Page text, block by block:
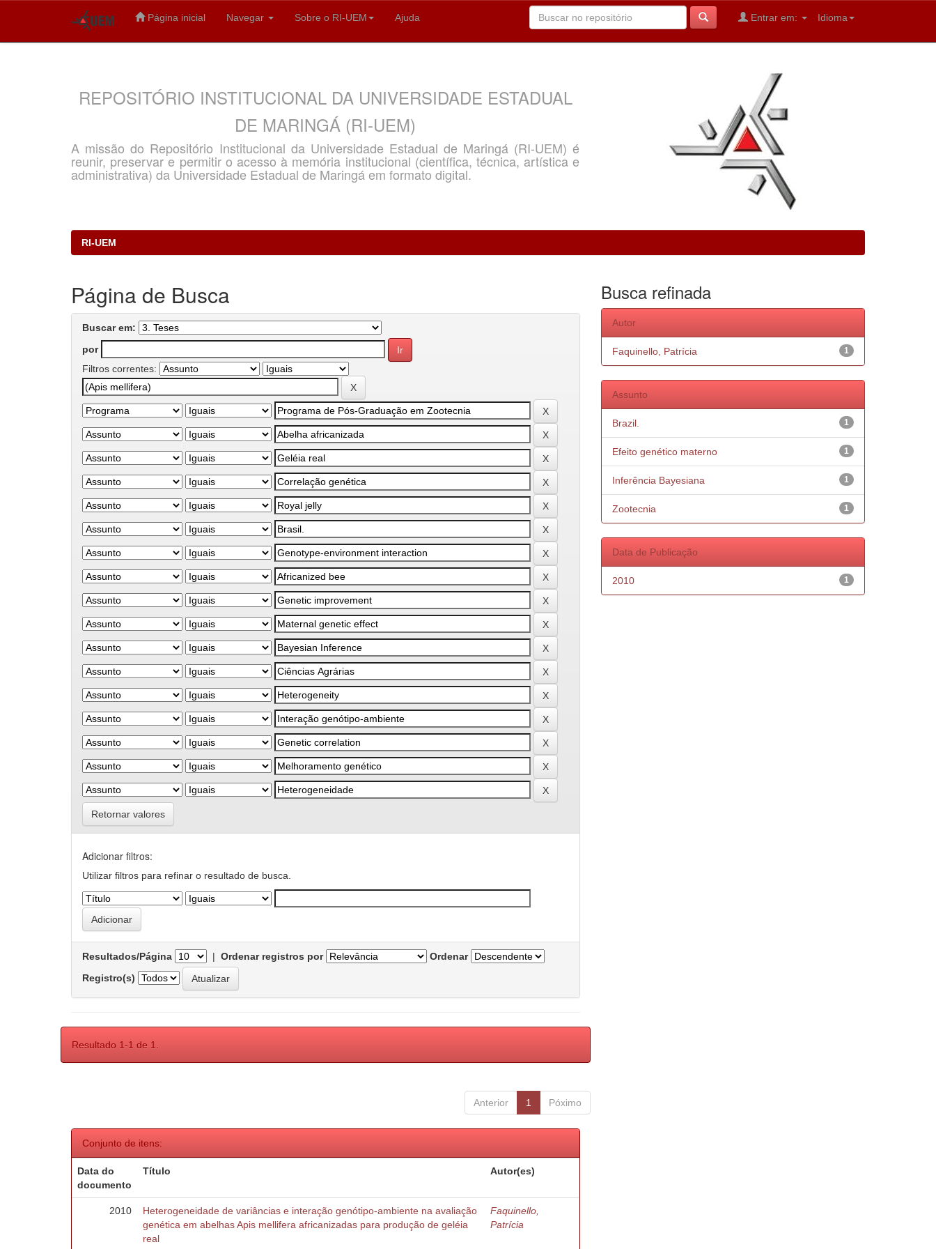
Página inicial Navegar Sobre o RI-UEM Ajuda Idioma
Entrar em:
REPOSITÓRIO INSTITUCIONAL DA UNIVERSIDADE ESTADUAL
DE MARINGÁ (RI-UEM)
A missão do Repositório Institucional da Universidade Estadual de Maringá (RI-UEM) é
reunir, preservar e permitir o acesso à memória institucional (científica, técnica, artística e
administrativa) da Universidade Estadual de Maringá em formato digital.
RI-UEM
Página de Busca
Buscar em:
por
Filtros correntes:
Retornar valores
Adicionar filtros:
Utilizar filtros para refinar o resultado de busca.
Resultados/Página | Ordenar registros por
Ordenar
Registro(s)
Resultado 1-1 de 1.
Anterior 1 Póximo
Conjunto de itens:
Data do
documento
Título Autor(es)
2010
Heterogeneidade de variâncias e interação genótipo-ambiente na avaliação
genética em abelhas Apis mellifera africanizadas para produção de geléia
real
Faquinello,
Patrícia
Busca refinada
Autor
1
Faquinello, Patrícia
Assunto
1
Brazil.
1
Efeito genético materno
1
Inferência Bayesiana
1
Zootecnia
Data de Publicação
1
2010